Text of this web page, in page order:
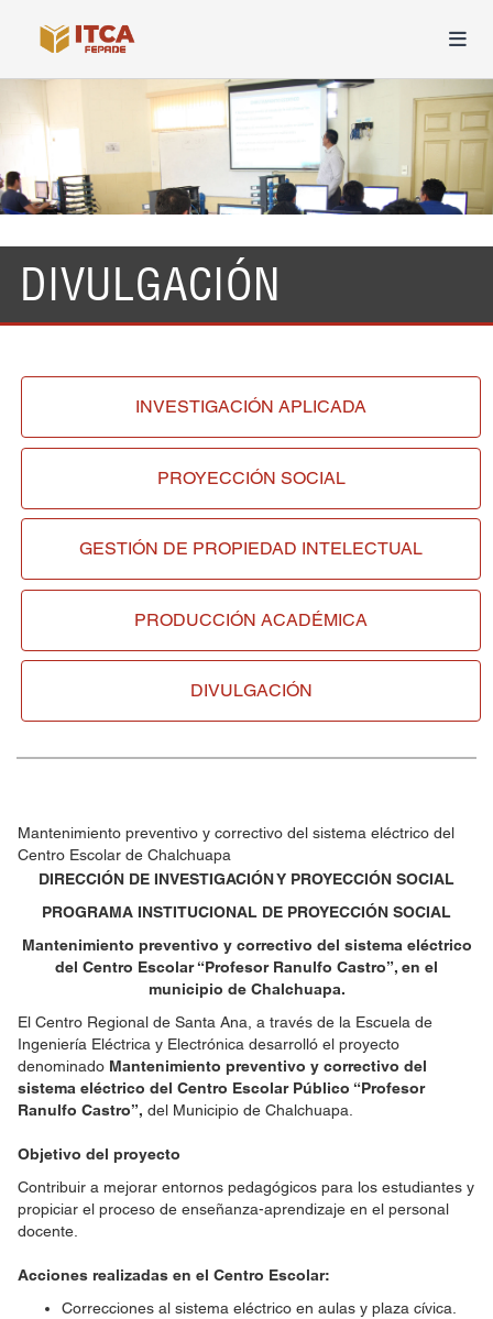
DIVULGACIÓN
INVESTIGACIÓNAPLICADA
PROYECCIÓN SOCIAL
GESTIÓN DE PROPIEDAD INTELECTUAL
PRODUCCIÓN ACADÉMICA
DIVULGACIÓN
Mantenimiento preventivo y correctivo del sistema eléctrico del
Centro Escolar de Chalchuapa
DIRECCIÓN DE INVESTIGACIÓN Y PROYECCIÓN SOCIAL
PROGRAMA INSTITUCIONAL DE PROYECCIÓN SOCIAL
Mantenimiento preventivo y correctivo del sistema eléctrico
del Centro Escolar “Profesor Ranulfo Castro”, en el
municipio de Chalchuapa.
El Centro Regional de Santa Ana, a través de la Escuela de
Ingeniería Eléctrica y Electrónica desarrolló el proyecto
denominado Mantenimiento preventivo y correctivo del
sistema eléctrico del Centro Escolar Público “Profesor
Ranulfo Castro”, del Municipio de Chalchuapa.
Objetivo del proyecto
Contribuir a mejorar entornos pedagógicos para los estudiantes y
propiciar el proceso de enseñanza-aprendizaje en el personal
docente.
Acciones realizadas en el Centro Escolar:
Correcciones al sistema eléctrico en aulas y plaza cívica.